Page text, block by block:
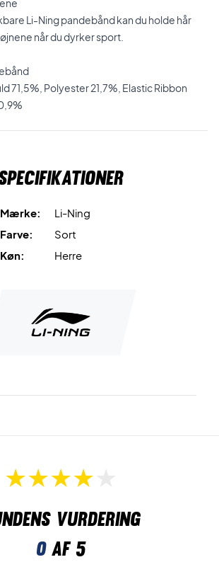
Li-Ning pandebånd kan du holde hår
når du dyrker sport.
71,5%, Polyester 21,7%, Elastic Ribbon
Mærke:
Li-Ning
Farve:
Sort
Køn:
Herre
vurdering
0af 5